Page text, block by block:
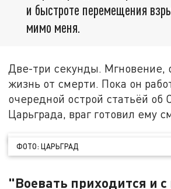
и быстроте перемещения
мимо меня.
Две-три секунды.
жизнь от смерти. Пока он
очередной острой статьёй об
Царьграда, враг готовил ему
ФОТО: ЦАРЬГРАД
"Воевать приходится и с